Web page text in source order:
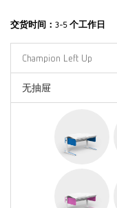
交货时间： 3-5 个工作日